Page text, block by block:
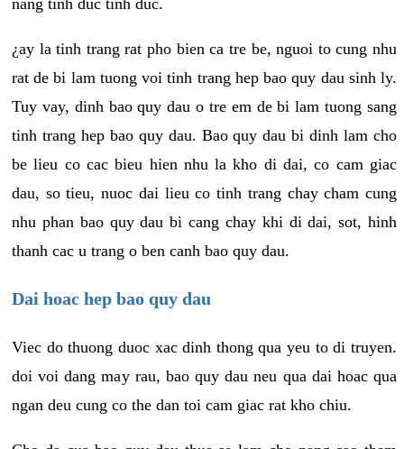
nang tinh duc tinh duc.
¿ay la tinh trang rat pho bien ca tre be, nguoi to cung nhu
rat de bi lam tuong voi tinh trang hep bao quy dau sinh ly.
Tuy vay, dinh bao quy dau o tre em de bi lam tuong sang
tinh trang hep bao quy dau. Bao quy dau bi dinh lam cho
be lieu co cac bieu hien nhu la kho di dai, co cam giac
dau, so tieu, nuoc dai lieu co tinh trang chay cham cung
nhu phan bao quy dau bi cang chay khi di dai, sot, hinh
thanh cac u trang o ben canh bao quy dau.
Dai hoac hep bao quy dau
Viec do thuong duoc xac dinh thong qua yeu to di truyen.
doi voi dang may rau, bao quy dau neu qua dai hoac qua
ngan deu cung co the dan toi cam giac rat kho chiu.